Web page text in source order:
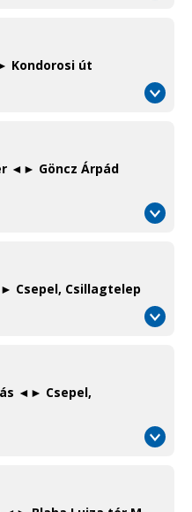
Kondorosi út
◄► Göncz Árpád
Csepel, Csillagtelep
◄► Csepel,